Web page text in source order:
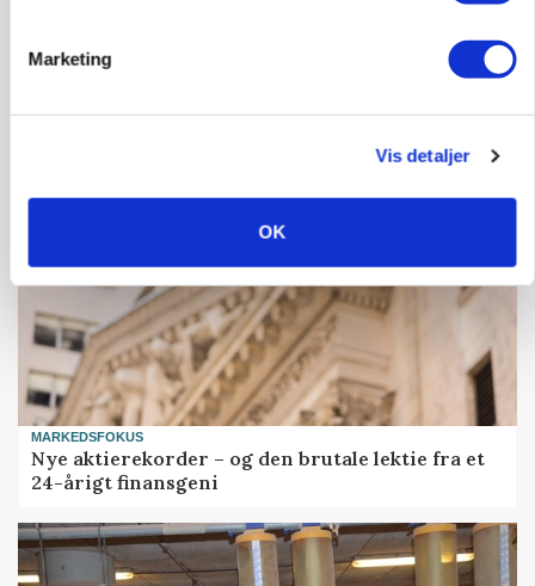
Marketing
Vis detaljer
OK
9670, Løgstør 03. aug.
MARKEDSFOKUS
Nye aktierekorder – og den brutale lektie fra et
24-årigt finansgeni